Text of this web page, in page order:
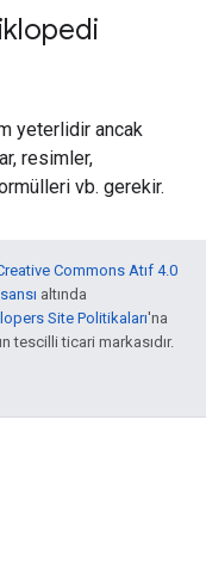
yeterlidir ancak
resimler,
vb. gerekir.
Commons Atıf 4.0
altında
Site Politikaları'na
tescilli ticari markasıdır.